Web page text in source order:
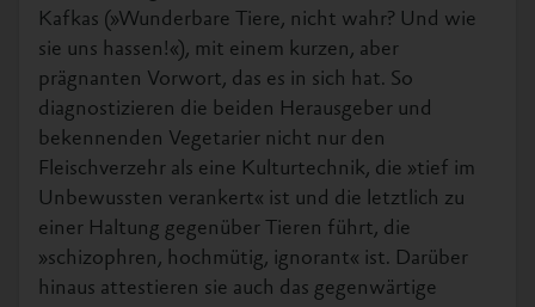
Kafkas (»Wunderbare Tiere, nicht wahr? Und wie
sie uns hassen!«), mit einem kurzen, aber
prägnanten Vorwort, das es in sich hat. So
diagnostizieren die beiden Herausgeber und
bekennenden Vegetarier nicht nur den
Fleischverzehr als eine Kulturtechnik, die »tief im
Unbewussten verankert« ist und die letztlich zu
einer Haltung gegenüber Tieren führt, die
»schizophren, hochmütig, ignorant« ist. Darüber
hinaus attestieren sie auch das gegenwärtige